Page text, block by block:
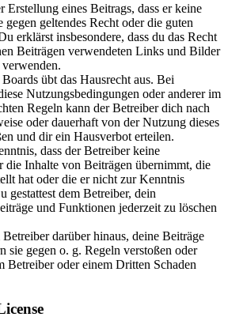
Erstellung eines Beitrags, dass er keine
gegen geltendes Recht oder die guten
erklärst insbesondere, dass du das Recht
Beiträgen verwendeten Links und Bilder
übt das Hausrecht aus. Bei
Nutzungsbedingungen oder anderer im
Regeln kann der Betreiber dich nach
oder dauerhaft von der Nutzung dieses
und dir ein Hausverbot erteilen.
dass der Betreiber keine
die Inhalte von Beiträgen übernimmt, die
hat oder die er nicht zur Kenntnis
gestattest dem Betreiber, dein
und Funktionen jederzeit zu löschen
Betreiber darüber hinaus, deine Beiträge
sie gegen o. g. Regeln verstoßen oder
Betreiber oder einem Dritten Schaden